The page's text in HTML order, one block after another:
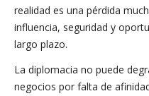
realidad es una pérdida
influencia, seguridad y
largo plazo.
La diplomacia no puede
negocios por falta de